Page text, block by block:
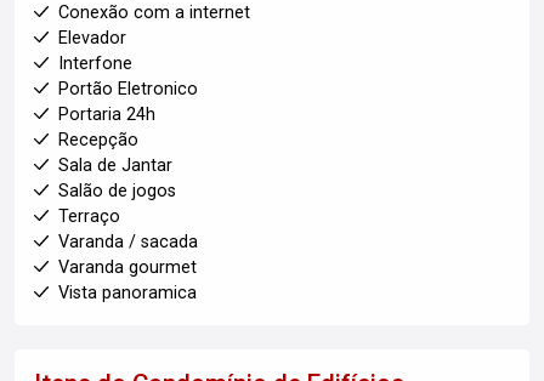
Conexão com a internet
Elevador
Interfone
Portão Eletronico
Portaria 24h
Recepção
Sala de Jantar
Salão de jogos
Terraço
Varanda / sacada
Varanda gourmet
Vista panoramica